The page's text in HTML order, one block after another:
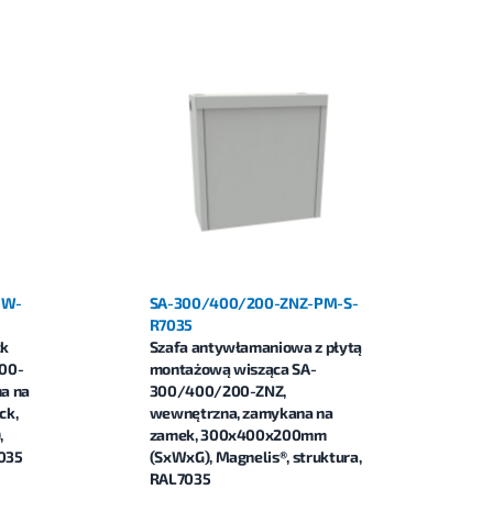
na
SA-300/400/200-ZNZ-PM-S-
R7035
Szafa antywłamaniowa z płytą
montażową wisząca SA-
300/400/200-ZNZ,
wewnętrzna, zamykana na
zamek, 300x400x200mm
(SxWxG), Magnelis®, struktura,
RAL7035